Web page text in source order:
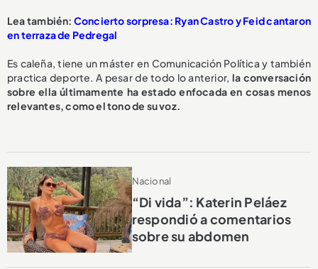
Lea también: Concierto sorpresa: Ryan Castro y Feid cantaron
en terraza de Pedregal
Es caleña, tiene un máster en Comunicación Política y también
practica deporte. A pesar de todo lo anterior, la conversación
sobre ella últimamente ha estado enfocada en cosas menos
relevantes, como el tono de su voz.
Nacional
“Di vida”: Katerin Peláez
respondió a comentarios
sobre su abdomen